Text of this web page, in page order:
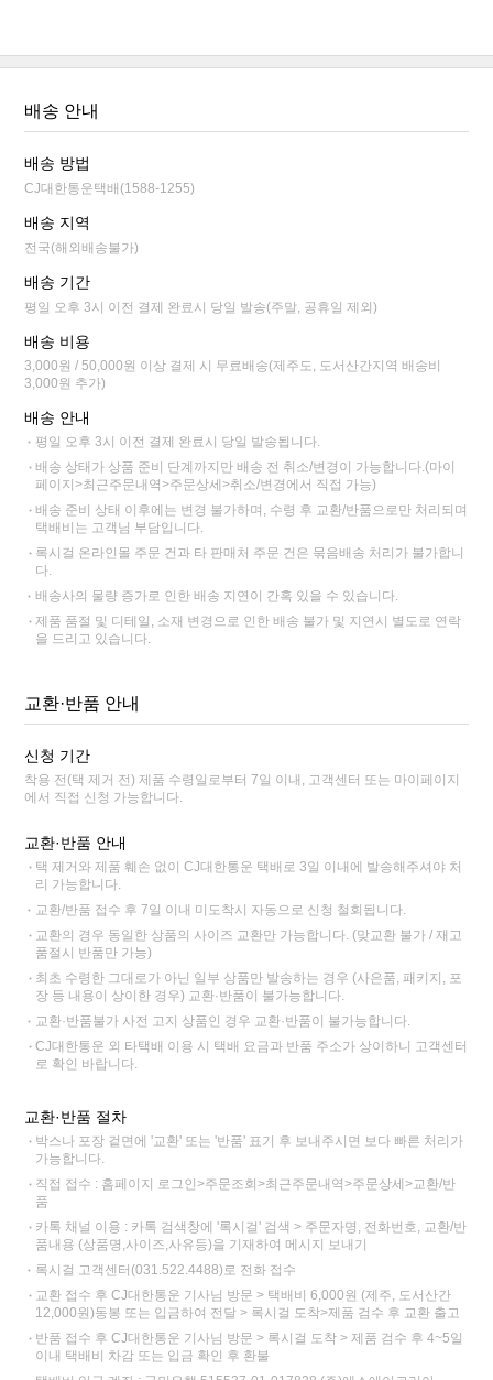
배송 안내
배송 방법
CJ대한통운택배(1588-1255)
배송 지역
전국(해외배송불가)
배송 기간
평일 오후 3시 이전 결제 완료시 당일 발송(주말, 공휴일 제외)
배송 비용
3,000원 / 50,000원 이상 결제 시 무료배송(제주도, 도서산간지역 배송비
3,000원 추가)
배송 안내
평일 오후 3시 이전 결제 완료시 당일 발송됩니다.
배송 상태가 상품 준비 단계까지만 배송 전 취소/변경이 가능합니다.(마이
페이지>최근주문내역>주문상세>취소/변경에서 직접 가능)
배송 준비 상태 이후에는 변경 불가하며, 수령 후 교환/반품으로만 처리되며
택배비는 고객님 부담입니다.
록시걸 온라인몰 주문 건과 타 판매처 주문 건은 묶음배송 처리가 불가합니
다.
배송사의 물량 증가로 인한 배송 지연이 간혹 있을 수 있습니다.
제품 품절 및 디테일, 소재 변경으로 인한 배송 불가 및 지연시 별도로 연락
을 드리고 있습니다.
교환·반품 안내
신청 기간
착용 전(택 제거 전) 제품 수령일로부터 7일 이내, 고객센터 또는 마이페이지
에서 직접 신청 가능합니다.
교환·반품 안내
택 제거와 제품 훼손 없이 CJ대한통운 택배로 3일 이내에 발송해주셔야 처
리 가능합니다.
교환/반품 접수 후 7일 이내 미도착시 자동으로 신청 철회됩니다.
교환의 경우 동일한 상품의 사이즈 교환만 가능합니다. (맞교환 불가 / 재고
품절시 반품만 가능)
최초 수령한 그대로가 아닌 일부 상품만 발송하는 경우 (사은품, 패키지, 포
장 등 내용이 상이한 경우) 교환·반품이 불가능합니다.
교환·반품불가 사전 고지 상품인 경우 교환·반품이 불가능합니다.
CJ대한통운 외 타택배 이용 시 택배 요금과 반품 주소가 상이하니 고객센터
로 확인 바랍니다.
교환·반품 절차
박스나 포장 겉면에 '교환' 또는 '반품' 표기 후 보내주시면 보다 빠른 처리가
가능합니다.
직접 접수 : 홈페이지 로그인>주문조회>최근주문내역>주문상세>교환/반
품
카톡 채널 이용 : 카톡 검색창에 '록시걸' 검색 > 주문자명, 전화번호, 교환/반
품내용 (상품명,사이즈,사유등)을 기재하여 메시지 보내기
록시걸 고객센터(031.522.4488)로 전화 접수
교환 접수 후 CJ대한통운 기사님 방문 > 택배비 6,000원 (제주, 도서산간
12,000원)동봉 또는 입금하여 전달 > 록시걸 도착>제품 검수 후 교환 출고
반품 접수 후 CJ대한통운 기사님 방문 > 록시걸 도착 > 제품 검수 후 4~5일
이내 택배비 차감 또는 입금 확인 후 환불